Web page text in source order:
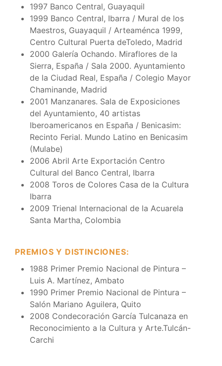
1997 Banco Central, Guayaquil
1999 Banco Central, Ibarra / Mural de los
Maestros, Guayaquil / Arteaménca 1999,
Centro Cultural Puerta deToledo, Madrid
2000 Galería Ochando. Miraflores de la
Sierra, España / Sala 2000. Ayuntamiento
de la Ciudad Real, España / Colegio Mayor
Chaminande, Madrid
2001 Manzanares. Sala de Exposiciones
del Ayuntamiento, 40 artistas
Iberoamericanos en España / Benicasim:
Recinto Ferial. Mundo Latino en Benicasim
(Mulabe)
2006 Abril Arte Exportación Centro
Cultural del Banco Central, Ibarra
2008 Toros de Colores Casa de la Cultura
Ibarra
2009 Trienal Internacional de la Acuarela
Santa Martha, Colombia
PREMIOS Y DISTINCIONES:
1988 Primer Premio Nacional de Pintura –
Luis A. Martínez, Ambato
1990 Primer Premio Nacional de Pintura –
Salón Mariano Aguilera, Quito
2008 Condecoración García Tulcanaza en
Reconocimiento a la Cultura y Arte.Tulcán-
Carchi